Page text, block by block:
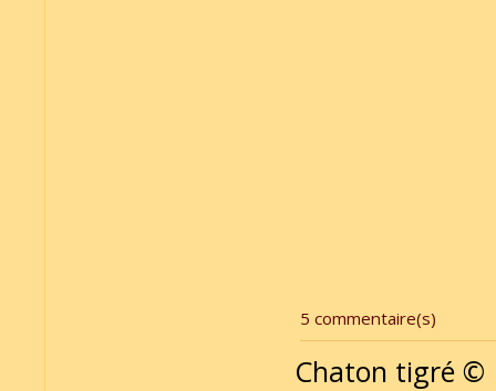
5 commentaire(s)
Chaton tigré ©